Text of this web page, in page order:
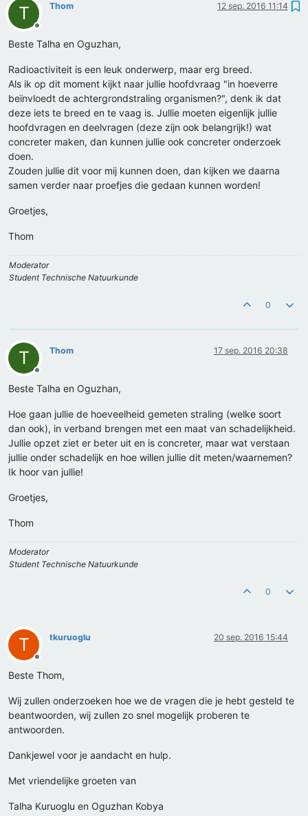
T
Offline
Thom 12 sep. 2016 11:14
Beste Talha en Oguzhan,
Radioactiviteit is een leuk onderwerp, maar erg breed.
Als ik op dit moment kijkt naar jullie hoofdvraag "in hoeverre
beïnvloedt de achtergrondstraling organismen?", denk ik dat
deze iets te breed en te vaag is. Jullie moeten eigenlijk jullie
hoofdvragen en deelvragen (deze zijn ook belangrijk!) wat
concreter maken, dan kunnen jullie ook concreter onderzoek
doen.
Zouden jullie dit voor mij kunnen doen, dan kijken we daarna
samen verder naar proefjes die gedaan kunnen worden!
Groetjes,
Thom
Moderator
Student Technische Natuurkunde
0
T
Offline
Thom 17 sep. 2016 20:38
Beste Talha en Oguzhan,
Hoe gaan jullie de hoeveelheid gemeten straling (welke soort
dan ook), in verband brengen met een maat van schadelijkheid.
Jullie opzet ziet er beter uit en is concreter, maar wat verstaan
jullie onder schadelijk en hoe willen jullie dit meten/waarnemen?
Ik hoor van jullie!
Groetjes,
Thom
Moderator
Student Technische Natuurkunde
0
T
Offline
tkuruoglu 20 sep. 2016 15:44
Beste Thom,
Wij zullen onderzoeken hoe we de vragen die je hebt gesteld te
beantwoorden, wij zullen zo snel mogelijk proberen te
antwoorden.
Dankjewel voor je aandacht en hulp.
Met vriendelijke groeten van
Talha Kuruoglu en Oguzhan Kobya